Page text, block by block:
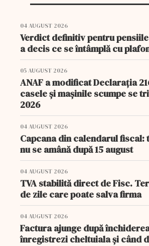
04 AUGUST 2026
Verdict definitiv pentru
a decis ce se întâmplă cu
05 AUGUST 2026
ANAF a modificat Declarația
casele și mașinile scumpe se
2026
04 AUGUST 2026
Capcana din calendarul fiscal:
nu se amână după 15 august
04 AUGUST 2026
TVA stabilită direct de Fisc.
de zile care poate salva firma
04 AUGUST 2026
Factura ajunge după
înregistrezi cheltuiala și când